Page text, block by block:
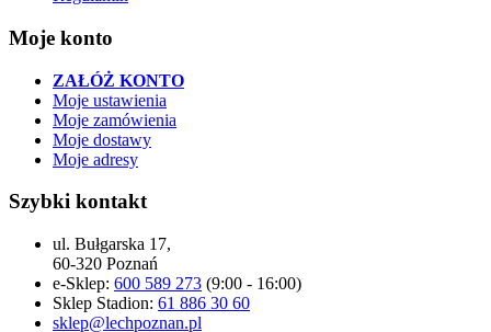
Moje konto
ZAŁÓŻ KONTO
Moje ustawienia
Moje zamówienia
Moje dostawy
Moje adresy
Szybki kontakt
ul. Bułgarska 17,
60-320 Poznań
e-Sklep: 600 589 273 (9:00 - 16:00)
Sklep Stadion: 61 886 30 60
sklep@lechpoznan.pl